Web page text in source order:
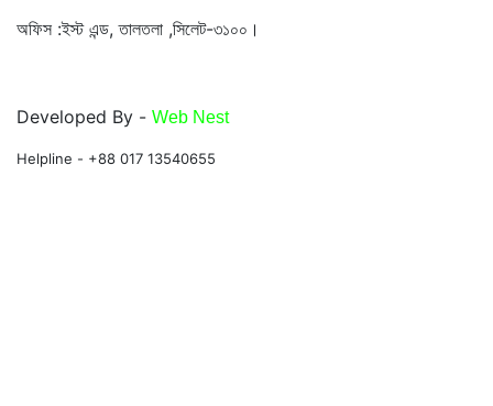
অফিস :ইস্ট এন্ড, তালতলা ,সিলেট-৩১০০।
Developed By - Web Nest
Helpline - +88 017 13540655